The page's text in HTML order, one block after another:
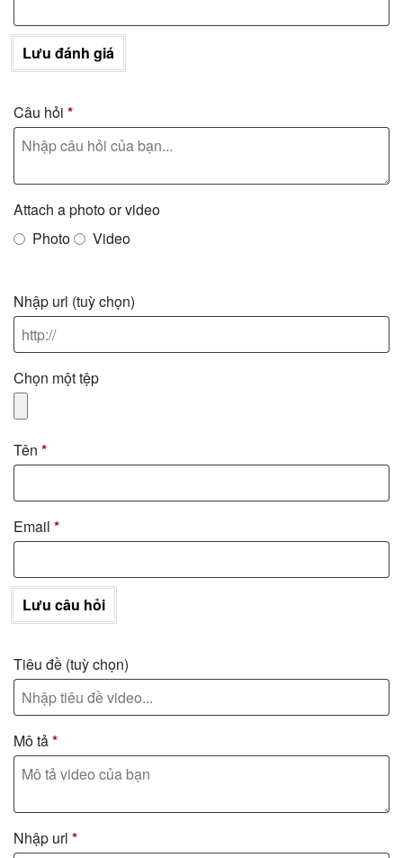
Lưu đánh giá
Câu hỏi *
Attach a photo or video
Photo
Video
Nhập url (tuỳ chọn)
Chọn một tệp
Tên *
Email *
Lưu câu hỏi
Tiêu đề (tuỳ chọn)
Mô tả*
Nhập url *